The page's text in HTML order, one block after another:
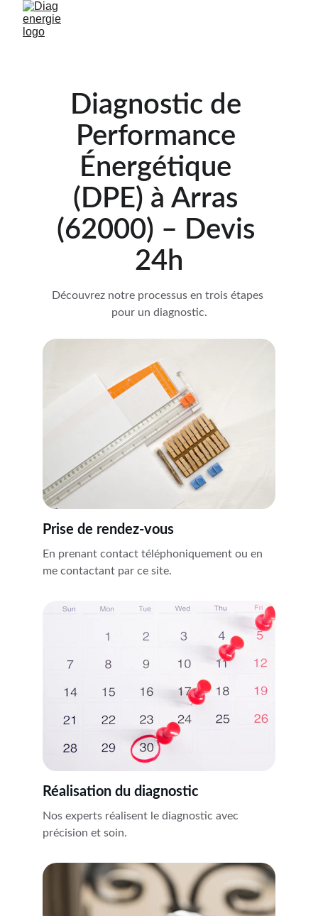
Diagnostic de
Performance
Énergétique
(DPE) à Arras
(62000) – Devis
24h
Découvrez notre processus en trois étapes
pour un diagnostic.
Prise de rendez-vous
En prenant contact téléphoniquement ou en
me contactant par ce site.
Réalisation du diagnostic
Nos experts réalisent le diagnostic avec
précision et soin.